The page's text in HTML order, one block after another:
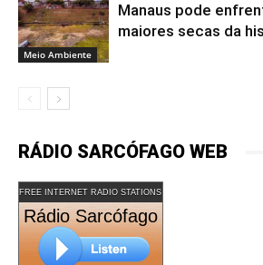
Meio Ambiente
Manaus pode
maiores secas da
RÁDIO SARCÓFAGO WEB
FREE INTERNET RADIO STATIONS
Rádio Sarcófago